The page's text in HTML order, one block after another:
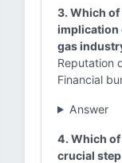
3. Which of
implication
gas
Reputation
Financial
Answer
4. Which
crucial